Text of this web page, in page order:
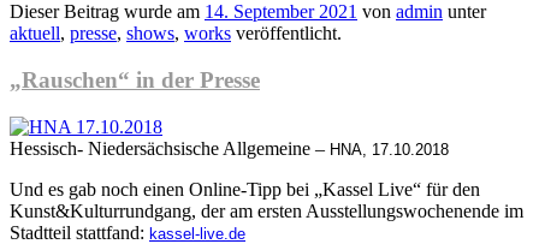
Dieser Beitrag wurde am 14. September 2021 von admin unter
aktuell, presse, shows, works veröffentlicht.
„Rauschen“ in der Presse
Hessisch- Niedersächsische Allgemeine – HNA, 17.10.2018
Und es gab noch einen Online-Tipp bei „Kassel Live“ für den
Kunst&Kulturrundgang, der am ersten Ausstellungswochenende im
Stadtteil stattfand: kassel-live.de